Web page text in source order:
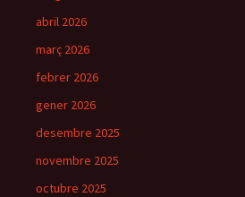
abril 2026
març 2026
febrer 2026
gener 2026
desembre 2025
novembre 2025
octubre 2025